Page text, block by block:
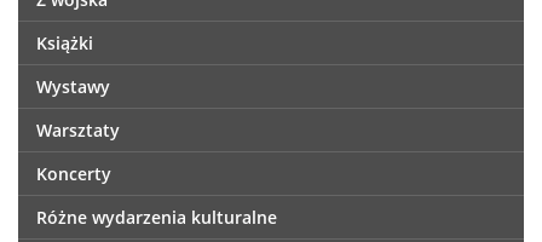
Książki
Wystawy
Warsztaty
Koncerty
Różne wydarzenia kulturalne